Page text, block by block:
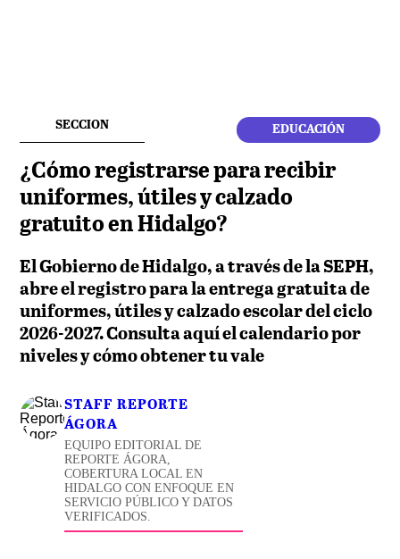
SECCION EDUCACIÓN
¿Cómo registrarse para recibir
uniformes, útiles y calzado
gratuito en Hidalgo?
El Gobierno de Hidalgo, a través de la SEPH,
abre el registro para la entrega gratuita de
uniformes, útiles y calzado escolar del ciclo
2026-2027. Consulta aquí el calendario por
niveles y cómo obtener tu vale
STAFF REPORTE
ÁGORA
EQUIPO EDITORIAL DE
REPORTE ÁGORA,
COBERTURA LOCAL EN
HIDALGO CON ENFOQUE EN
SERVICIO PÚBLICO Y DATOS
VERIFICADOS.